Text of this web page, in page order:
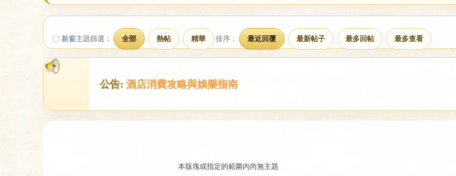
酒
新窗主題篩選： 全部 熱帖 精華 排序： 最近回覆 最新帖子 最多回帖 最多查看
公告: 酒店消費攻略與娛樂指南
本版塊或指定的範圍內尚無主題